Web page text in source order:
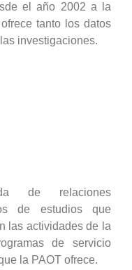
el año 2002 a la
tanto los datos
investigaciones.
de relaciones
de estudios que
las actividades de la
de servicio
la PAOT ofrece.